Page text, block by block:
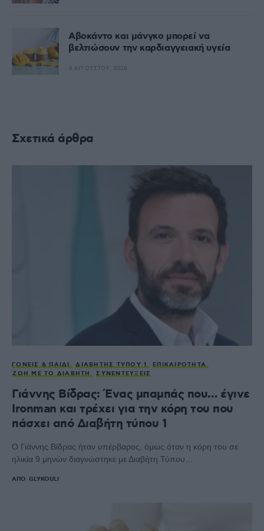
Αβοκάντο και μάνγκο μπορεί να
βελτιώσουν την καρδιαγγειακή υγεία
4 ΑΥΓΟΎΣΤΟΥ, 2026
Σχετικά άρθρα
ΓΟΝΕΊΣ & ΠΑΙΔΊ ΔΙΑΒΉΤΗΣ ΤΎΠΟΥ 1
ΕΠΙΚΑΙΡΌΤΗΤΑ
ΖΩΉ ΜΕ ΤΟ ΔΙΑΒΉΤΗ
ΣΥΝΕΝΤΕΎΞΕΙΣ
Γιάννης Βίδρας: Ένας μπαμπάς που… έγινε
Ironman και τρέχει για την κόρη του που
πάσχει από Διαβήτη τύπου 1
Ο Γιάννης Βίδρας ήταν υπέρβαρος, όμως όταν η κόρη του σε
ηλικία 9 μηνών διαγνώστηκε με Διαβήτη Τύπου…
ΑΠΌ GLYKOULI